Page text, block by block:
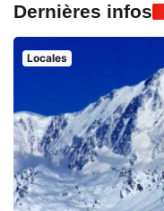
Dernières infos
Locales